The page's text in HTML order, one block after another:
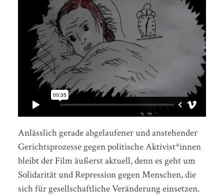
Anlässlich gerade abgelaufener und anstehender
Gerichtsprozesse gegen politische Aktivist*innen
bleibt der Film äußerst aktuell, denn es geht um
Solidarität und Repression gegen Menschen, die
sich für gesellschaftliche Veränderung einsetzen.